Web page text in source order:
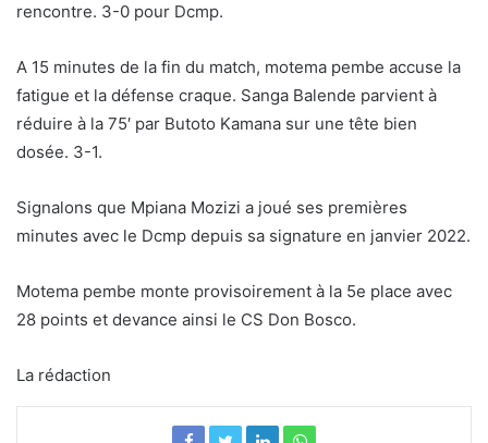
rencontre. 3-0 pour Dcmp.
A 15 minutes de la fin du match, motema pembe accuse la
fatigue et la défense craque. Sanga Balende parvient à
réduire à la 75′ par Butoto Kamana sur une tête bien
dosée. 3-1.
Signalons que Mpiana Mozizi a joué ses premières
minutes avec le Dcmp depuis sa signature en janvier 2022.
Motema pembe monte provisoirement à la 5e place avec
28 points et devance ainsi le CS Don Bosco.
La rédaction